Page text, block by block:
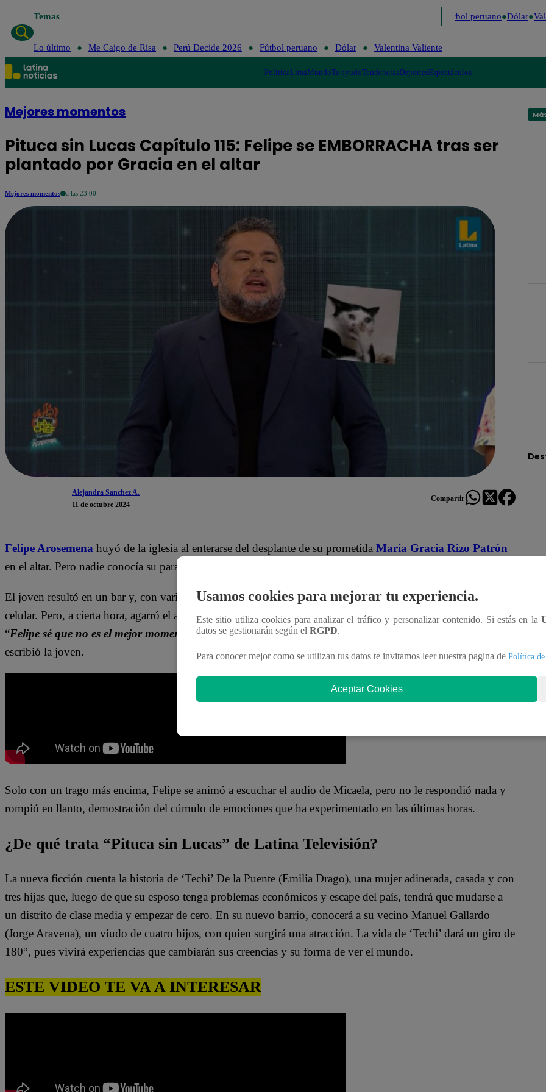
Temas Fútbol peruano Dólar
Lo último Me Caigo de Risa Perú Decide 2026 Fútbol peruano Dólar Valentina Valiente
PolíticaLimaMundoTe ayudoTendenciasDeportesEspectáculos
Mejores momentos
Pituca sin Lucas Capítulo 115: Felipe se EMBORRACHA tras ser
plantado por Gracia en el altar
Mejores momentos a las 23:00
Alejandra Sanchez A.
11 de octubre 2024
Compartir
Felipe Arosemena huyó de la iglesia al enterarse del desplante de su prometida María Gracia Rizo Patrón
en el altar. Pero nadie conocía su paradero porque salió raudamente a bordo de su camioneta.
El joven resultó en un bar y, con varias copas encima, seguía ignorando las llamadas que le llegaban al
celular. Pero, a cierta hora, agarró el aparato y notó las más de 20 llamadas por parte de Micaela Gallardo.
“Felipe sé que no es el mejor momento, pero cuando quieres hablar con alguien, llámame, ¿sí?
escribió la joven.
Solo con un trago más encima, Felipe se animó a escuchar el audio de Micaela, pero no le respondió nada y
rompió en llanto, demostración del cúmulo de emociones que ha experimentado en las últimas horas.
¿De qué trata “Pituca sin Lucas” de Latina Televisión?
La nueva ficción cuenta la historia de ‘Techi’ De la Puente (Emilia Drago), una mujer adinerada, casada y con
tres hijas que, luego de que su esposo tenga problemas económicos y escape del país, tendrá que mudarse a
un distrito de clase media y empezar de cero. En su nuevo barrio, conocerá a su vecino Manuel Gallardo
(Jorge Aravena), un viudo de cuatro hijos, con quien surgirá una atracción. La vida de ‘Techi’ dará un giro de
180°, pues vivirá experiencias que cambiarán sus creencias y su forma de ver el mundo.
ESTE VIDEO TE VA A INTERESAR
Usamos cookies para mejorar tu experiencia.
Este sitio utiliza cookies para analizar el tráfico y personalizar contenido. Si estás en la
datos se gestionarán según el RGPD.
Para conocer mejor como se utilizan tus datos te invitamos leer nuestra pagina de Política
Aceptar Cookies